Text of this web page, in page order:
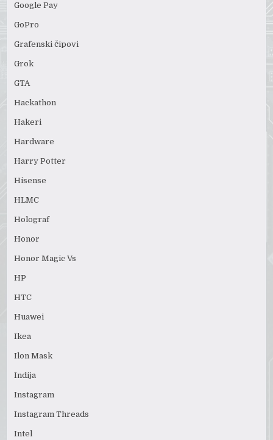
Google Pay
GoPro
Grafenski čipovi
Grok
GTA
Hackathon
Hakeri
Hardware
Harry Potter
Hisense
HLMC
Holograf
Honor
Honor Magic Vs
HP
HTC
Huawei
Ikea
Ilon Mask
Indija
Instagram
Instagram Threads
Intel